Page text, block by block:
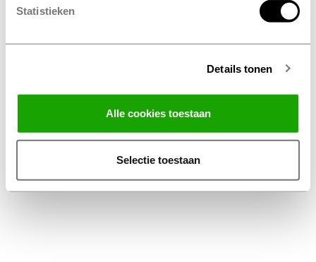
Statistieken
Details tonen
Alle cookies toestaan
Selectie toestaan
Algemene Voorwaarden Thuiswinkel
Privacy Statement Profile Nederland B.V.
Disclaimer